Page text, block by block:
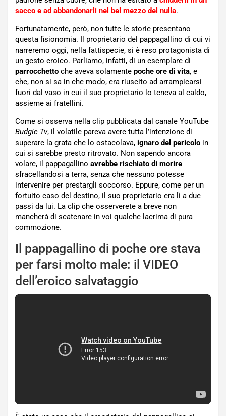
sacco e ad abbandonarli nel bel mezzo del nulla.
Fortunatamente, però, non tutte le storie presentano
questa fisionomia. Il proprietario del pappagallino di cui vi
narreremo oggi, nella fattispecie, si è reso protagonista di
un gesto eroico. Parliamo, infatti, di un esemplare di
parrocchetto che aveva solamente poche ore di vita, e
che, non si sa in che modo, era riuscito ad arrampicarsi
fuori dal vaso in cui il suo proprietario lo teneva al caldo,
assieme ai fratellini.
Come si osserva nella clip pubblicata dal canale YouTube
Budgie Tv, il volatile pareva avere tutta l’intenzione di
superare la grata che lo ostacolava, ignaro del pericolo in
cui si sarebbe presto ritrovato. Non sapendo ancora
volare, il pappagallino avrebbe rischiato di morire
sfracellandosi a terra, senza che nessuno potesse
intervenire per prestargli soccorso. Eppure, come per un
fortuito caso del destino, il suo proprietario era lì a due
passi da lui. La clip che osserverete a breve non
mancherà di scatenare in voi qualche lacrima di pura
commozione.
Il pappagallino di poche ore stava
per farsi molto male: il VIDEO
dell’eroico salvataggio